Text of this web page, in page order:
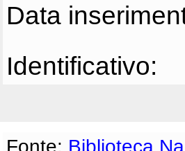
Data
Identificativo:
Fonte: Biblioteca